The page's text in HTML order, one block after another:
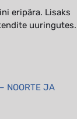
eripära. Lisaks
uuringutes.
NOORTE JA